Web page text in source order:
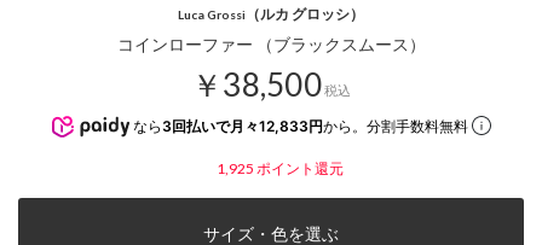
Luca Grossi （ルカ グロッシ）
コインローファー （ブラックスムース）
￥38,500税込
なら 3回払いで月々12,833円から。分割手数料無料
1,925 ポイント還元
サイズ・色を選ぶ